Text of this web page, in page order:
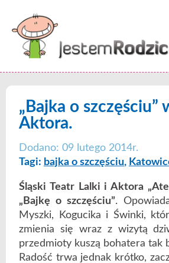
„Bajka o szczęściu”
Aktora.
Dodano: 09 lutego 2014r.
Tagi: bajka o szczęściu,
Śląski Teatr Lalki i Aktora
„Bajkę o szczęściu”.
Myszki, Kogucika i Świnki,
zmienia się wraz z wizytą
przedmioty kuszą bohatera tak
Radość trwa jednak krótko,